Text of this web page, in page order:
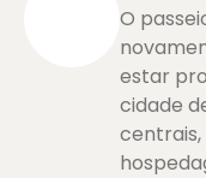
O
estar
cidade